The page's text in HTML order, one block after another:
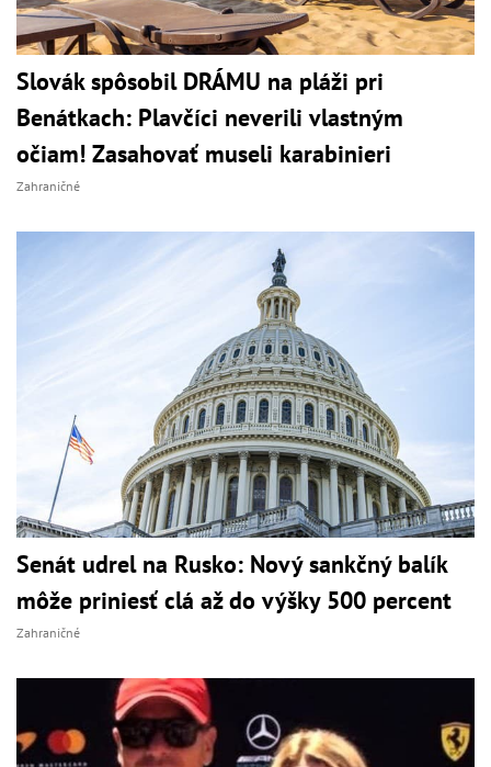
Slovák spôsobil DRÁMU na pláži pri
Benátkach: Plavčíci neverili vlastným
očiam! Zasahovať museli karabinieri
Zahraničné
Senát udrel na Rusko: Nový sankčný balík
môže priniesť clá až do výšky 500 percent
Zahraničné